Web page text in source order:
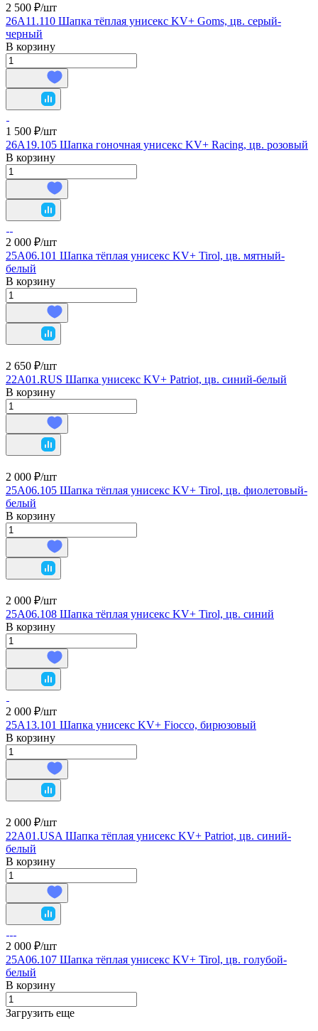
2 500 ₽/шт
26A11.110 Шапка тёплая унисекс KV+ Goms, цв. серый-
черный
В корзину
1 500 ₽/шт
26A19.105 Шапка гоночная унисекс KV+ Racing, цв. розовый
В корзину
2 000 ₽/шт
25A06.101 Шапка тёплая унисекс KV+ Tirol, цв. мятный-
белый
В корзину
2 650 ₽/шт
22A01.RUS Шапка унисекс KV+ Patriot, цв. синий-белый
В корзину
2 000 ₽/шт
25A06.105 Шапка тёплая унисекс KV+ Tirol, цв. фиолетовый-
белый
В корзину
2 000 ₽/шт
25A06.108 Шапка тёплая унисекс KV+ Tirol, цв. синий
В корзину
2 000 ₽/шт
25A13.101 Шапка унисекс KV+ Fiocco, бирюзовый
В корзину
2 000 ₽/шт
22A01.USA Шапка тёплая унисекс KV+ Patriot, цв. синий-
белый
В корзину
2 000 ₽/шт
25A06.107 Шапка тёплая унисекс KV+ Tirol, цв. голубой-
белый
В корзину
Загрузить еще